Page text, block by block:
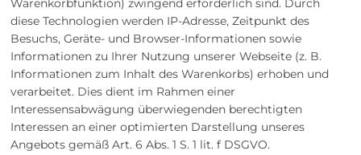
Warenkorbfunktion) zwingend erforderlich sind. Durch
diese Technologien werden IP-Adresse, Zeitpunkt des
Besuchs, Geräte- und Browser-Informationen sowie
Informationen zu Ihrer Nutzung unserer Webseite (z. B.
Informationen zum Inhalt des Warenkorbs) erhoben und
verarbeitet. Dies dient im Rahmen einer
Interessensabwägung überwiegenden berechtigten
Interessen an einer optimierten Darstellung unseres
Angebots gemäß Art. 6 Abs. 1 S. 1 lit. f DSGVO.